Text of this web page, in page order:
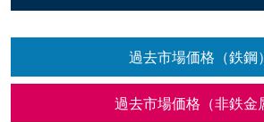
過去市場価格（鉄鋼）
過去市場価格（非鉄金